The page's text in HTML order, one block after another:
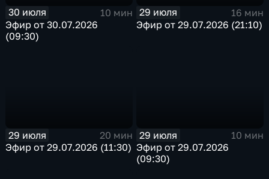
30 июля
10 мин
Эфир от 30.07.2026
(09:30)
29 июля
16 мин
Эфир от 29.07.2026 (21:10)
29 июля
20 мин
Эфир от 29.07.2026 (11:30)
29 июля
10 мин
Эфир от 29.07.2026
(09:30)